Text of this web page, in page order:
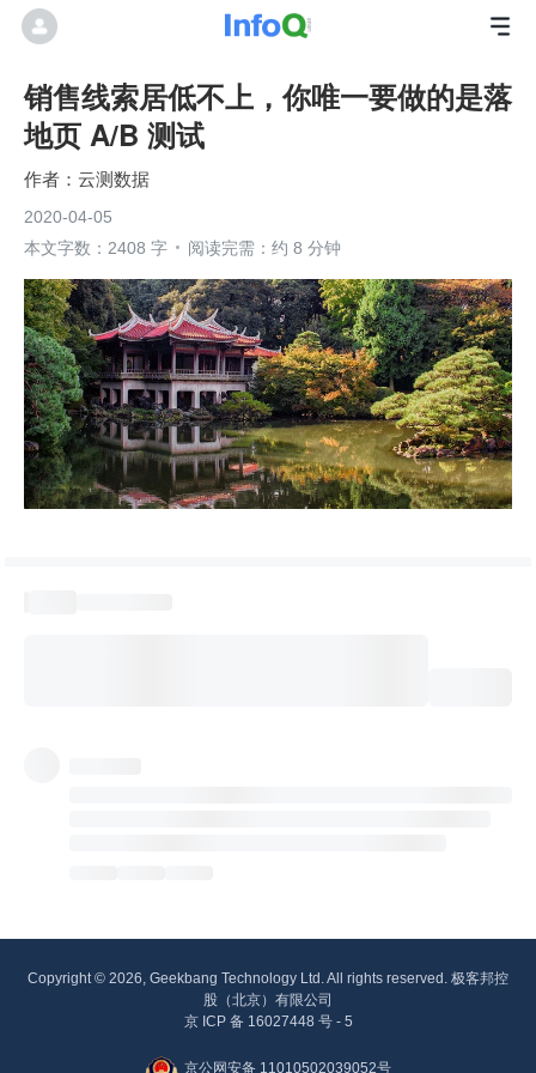
销售线索居低不上，你唯一要做的是落
地页 A/B 测试
云测数据
2020-04-05
本文字数：2408 字
阅读完需：约 8 分钟
Copyright © 2026, Geekbang Technology Ltd. All rights reserved. 极客邦控
股（北京）有限公司
京 ICP 备 16027448 号 - 5
京公网安备 11010502039052号